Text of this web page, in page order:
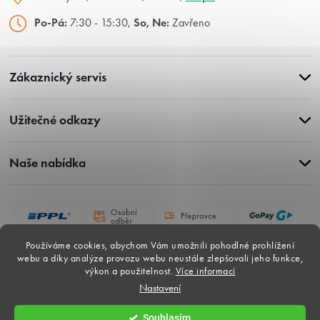
Používáme cookies, abychom Vám umožnili pohodlné prohlížení
webu a díky analýze provozu webu neustále zlepšovali jeho funkce,
výkon a použitelnost. Více informací
Nastavení
Zákaznický servis
Užitečné odkazy
Naše nabídka
Po-Pá: 7:30 - 15:30, So, Ne: Zavřeno
Copyright 2026Gardina-dlazby.cz. Všechna práva vyhrazena.